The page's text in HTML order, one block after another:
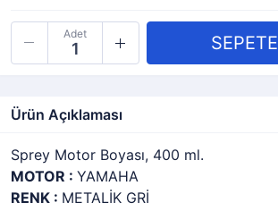
Adet
Ürün Açıklaması
Sprey Motor Boyası, 400 ml.
MOTOR : YAMAHA
RENK : METALİK GRİ